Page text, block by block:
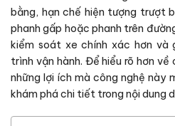
bằng, hạn chế hiện tượng trượt
phanh gấp hoặc phanh trên
kiểm soát xe chính xác hơn và
trình vận hành. Để hiểu rõ hơn
những lợi ích mà công nghệ này
khám phá chi tiết trong nội dung